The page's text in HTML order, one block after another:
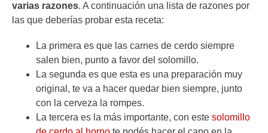
varias razones. A continuación una lista de razones por
las que deberías probar esta receta:
La primera es que las carnes de cerdo siempre
salen bien, punto a favor del solomillo.
La segunda es que esta es una preparación muy
original, te va a hacer quedar bien siempre, junto
con la cerveza la rompes.
La tercera es la más importante, con este solomillo